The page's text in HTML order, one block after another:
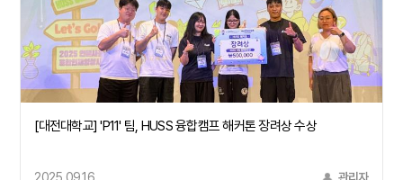
[대전대학교] 'P11' 팀, HUSS 융합캠프 해커톤 장려상 수상